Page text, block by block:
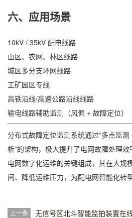
六、应用场景
10kV / 35kV 配电线路
山区、农网、林区线路
城区多分支环网线路
工矿园区专线
高铁沿线/高速公路沿线线路
输电线路辅助监测（风偏 + 故障定位）
分布式故障定位监测系统通过“多点监
析”的架构，极大提升了电网故障处理
电网数字化运维的关键组成，其在大规
间、降低运维压力，为配电网智能化转
上一条 无信号区北斗智能监拍装置在